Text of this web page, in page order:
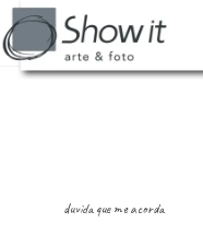
duvida que me acorda